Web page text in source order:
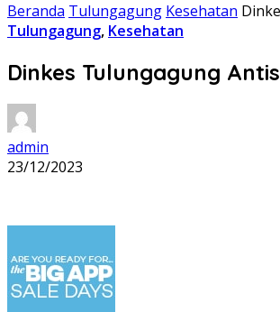
Beranda Tulungagung Kesehatan
Tulungagung, Kesehatan
Dinkes Tulungagung
admin
23/12/2023